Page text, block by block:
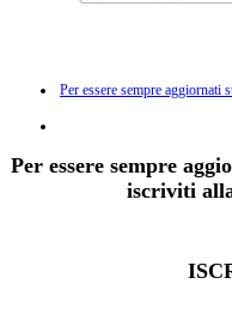
Per essere sempre
Per essere sempre
iscriviti